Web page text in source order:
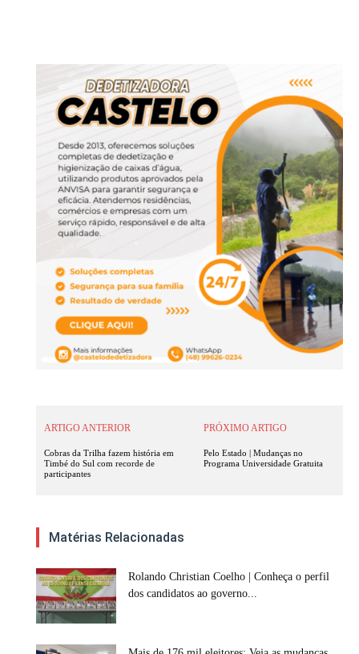
ARTIGO ANTERIOR
Cobras da Trilha fazem história em
Timbé do Sul com recorde de
participantes
PRÓXIMO ARTIGO
Pelo Estado | Mudanças no
Programa Universidade Gratuita
Matérias Relacionadas
Rolando Christian Coelho | Conheça o perfil
dos candidatos ao governo...